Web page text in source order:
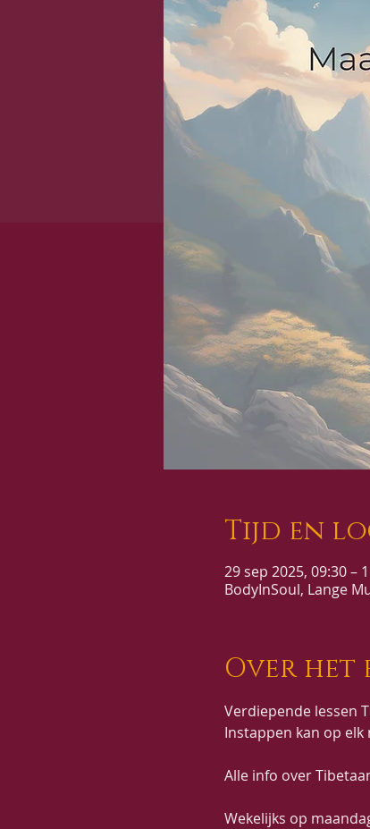
Tijd en
29 sep 2025, 09:30 –
BodyInSoul, Lange
Over het
Verdiepende lessen
Instappen kan op
Alle info over
Wekelijks op